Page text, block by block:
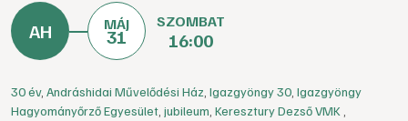
MÁJ
31
SZOMBAT
16:00
30 év, Andráshidai Művelődési Ház Igazgyöngy 30 Igazgyöngy
Hagyományőrző Egyesület jubileum Keresztury Dezső VMK